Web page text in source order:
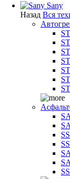
Sany
Назад Вся